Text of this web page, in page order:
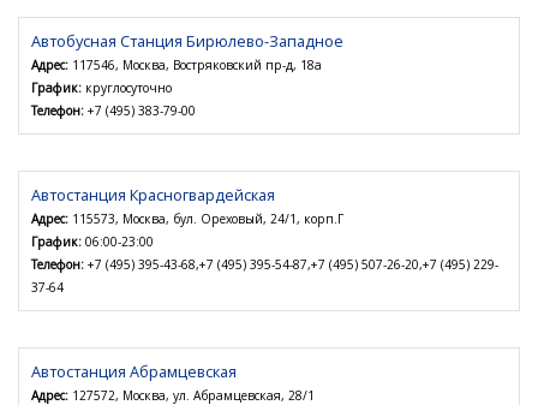
Автобусная Станция Бирюлево-Западное
Адрес: 117546, Москва, Востряковский пр-д, 18а
График: круглосуточно
Телефон: +7 (495) 383-79-00
Автостанция Красногвардейская
Адрес: 115573, Москва, бул. Ореховый, 24/1, корп.Г
График: 06:00-23:00
Телефон: +7 (495) 395-43-68,+7 (495) 395-54-87,+7 (495) 507-26-20,+7 (495) 229-
37-64
Автостанция Абрамцевская
Адрес: 127572, Москва, ул. Абрамцевская, 28/1